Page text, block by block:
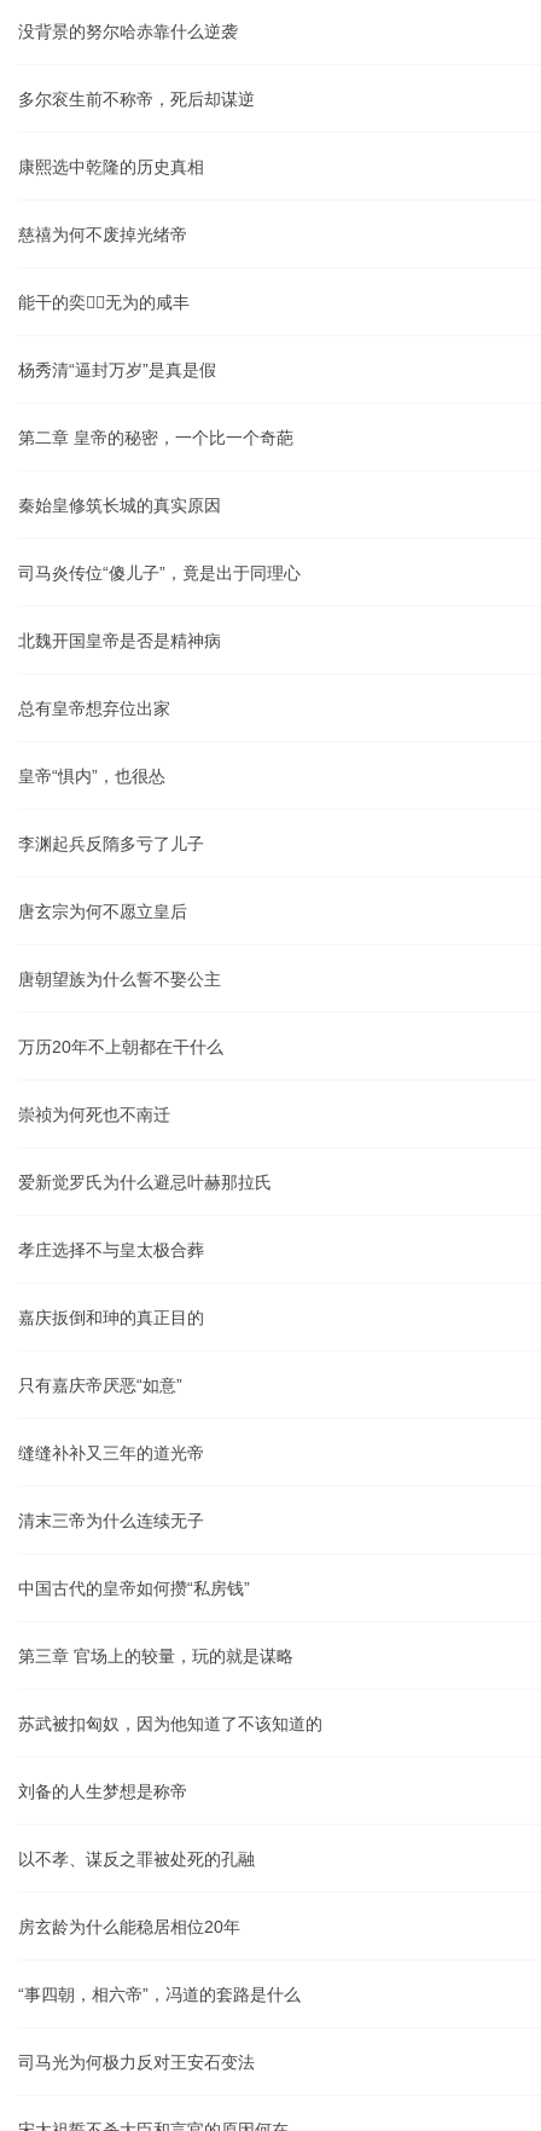
没背景的努尔哈赤靠什么逆袭
多尔衮生前不称帝，死后却谋逆
康熙选中乾隆的历史真相
慈禧为何不废掉光绪帝
能干的奕，无为的咸丰
杨秀清“逼封万岁”是真是假
第二章 皇帝的秘密，一个比一个奇葩
秦始皇修筑长城的真实原因
司马炎传位“傻儿子”，竟是出于同理心
北魏开国皇帝是否是精神病
总有皇帝想弃位出家
皇帝“惧内”，也很怂
李渊起兵反隋多亏了儿子
唐玄宗为何不愿立皇后
唐朝望族为什么誓不娶公主
万历20年不上朝都在干什么
崇祯为何死也不南迁
爱新觉罗氏为什么避忌叶赫那拉氏
孝庄选择不与皇太极合葬
嘉庆扳倒和珅的真正目的
只有嘉庆帝厌恶“如意”
缝缝补补又三年的道光帝
清末三帝为什么连续无子
中国古代的皇帝如何攒“私房钱”
第三章 官场上的较量，玩的就是谋略
苏武被扣匈奴，因为他知道了不该知道的
刘备的人生梦想是称帝
以不孝、谋反之罪被处死的孔融
房玄龄为什么能稳居相位20年
“事四朝，相六帝”，冯道的套路是什么
司马光为何极力反对王安石变法